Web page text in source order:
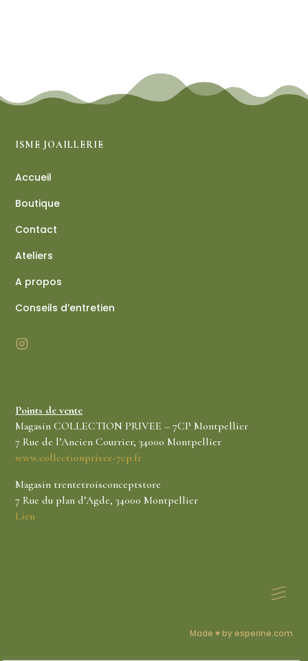
ISME JOAILLERIE
Accueil
Boutique
Contact
Ateliers
A propos
Conseils d’entretien
Points de vente
Magasin COLLECTION PRIVEE – 7CP Montpellier
7 Rue de l’Ancien Courrier, 34000 Montpellier
www.collectionprivee-7cp.fr
Magasin trentetroisconceptstore
7 Rue du plan d’Agde, 34000 Montpellier
Lien
Made ♥ by esperine.com